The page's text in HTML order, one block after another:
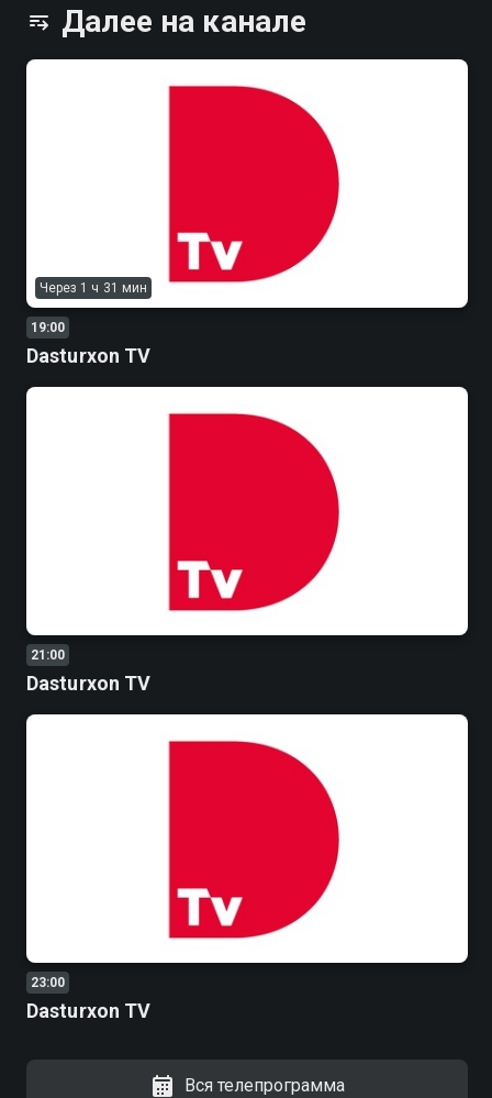
Далее на канале
Через 1 ч 31 мин
19:00
Dasturxon TV
21:00
Dasturxon TV
23:00
Dasturxon TV
Вся телепрограмма